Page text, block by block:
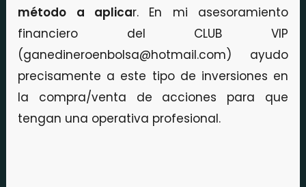
método a aplicar. En mi asesoramiento
financiero del CLUB VIP
(ganedineroenbolsa@hotmail.com) ayudo
precisamente a este tipo de inversiones en
la compra/venta de acciones para que
tengan una operativa profesional.